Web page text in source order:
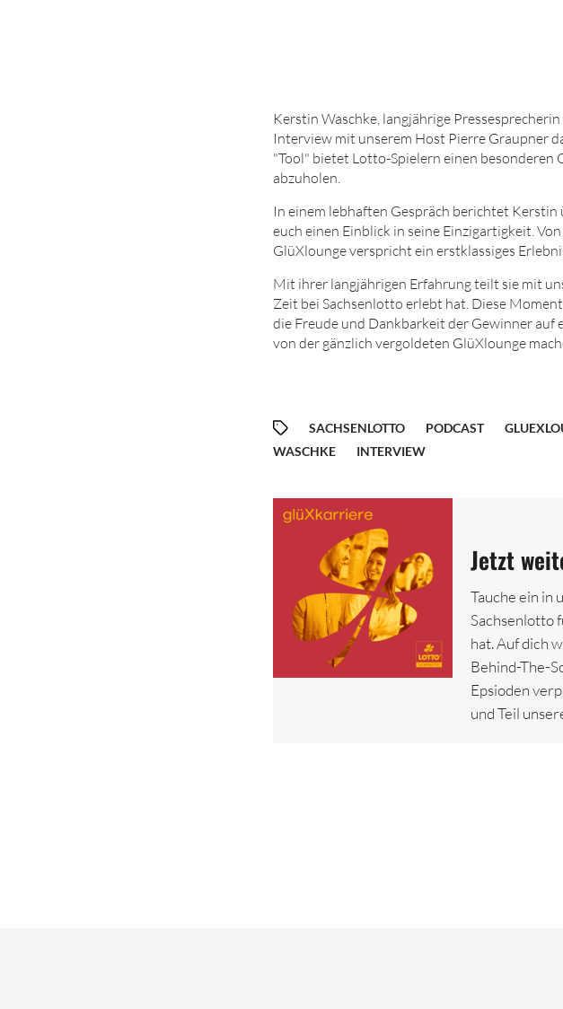
Kerstin Waschke, langjährige
Interview mit unserem Host Pierre Graupner
"Tool" bietet Lotto-Spielern einen besonderen
abzuholen.
In einem lebhaften Gespräch berichtet
euch einen Einblick in seine Einzigartigkeit.
GlüXlounge verspricht ein erstklassiges
Mit ihrer langjährigen Erfahrung teilt sie mit
Zeit bei Sachsenlotto erlebt hat. Diese
die Freude und Dankbarkeit der Gewinner auf
von der gänzlich vergoldeten GlüXlounge
SACHSENLOTTO PODCAST
WASCHKE
INTERVIEW
Jetzt
Tauche ein in
Sachsenlotto
hat. Auf dich
Behind-The-
Epsioden
und Teil